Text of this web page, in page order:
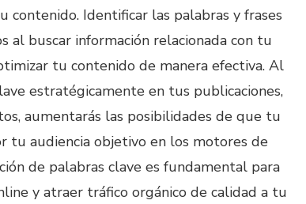
contenido. Identificar las palabras y frases
al buscar información relacionada con tu
tu contenido de manera efectiva. Al
estratégicamente en tus publicaciones,
aumentarás las posibilidades de que tu
tu audiencia objetivo en los motores de
de palabras clave es fundamental para
y atraer tráfico orgánico de calidad a tu